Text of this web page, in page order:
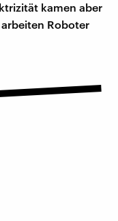
kamen aber
Roboter